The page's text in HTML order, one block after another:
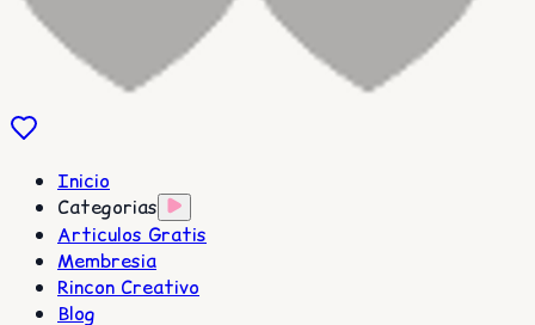
Inicio
Categorias
Articulos Gratis
Membresia
Rincon Creativo
Blog